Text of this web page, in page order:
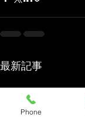
最新記事
Phone